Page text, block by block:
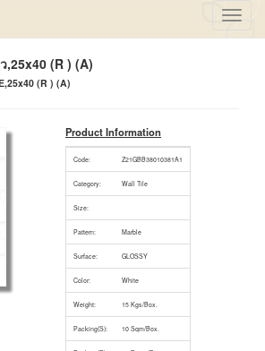
,25x40 (R ) (A)
(R ) (A)
Product Information
Code: Z21GBB38010381A1
Category: Wall Tile
Size:
Pattern: Marble
Surface: GLOSSY
Color: White
Weight: 15 Kgs/Box.
Packing(S): 10 Sqm/Box.